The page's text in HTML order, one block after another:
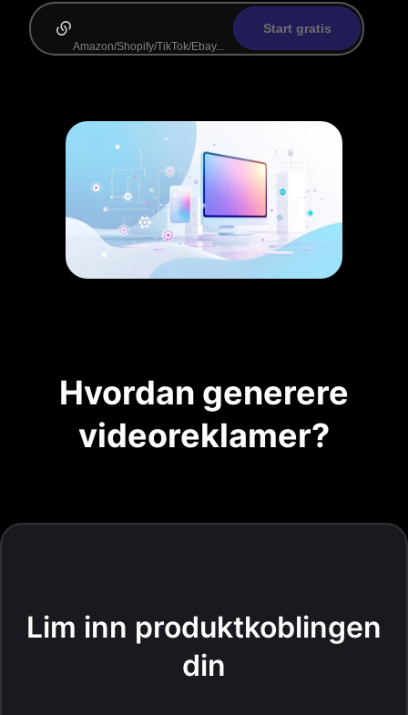
Start gratis
Hvordan generere
videoreklamer?
Lim inn produktkoblingen
din